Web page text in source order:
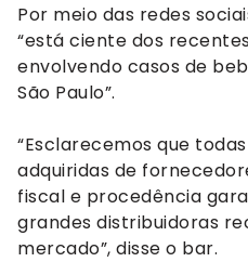
Por meio das redes
“está ciente dos
envolvendo casos de
São Paulo”.
“Esclarecemos que
adquiridas de
fiscal e procedência
grandes distribuidoras
mercado”, disse o bar.